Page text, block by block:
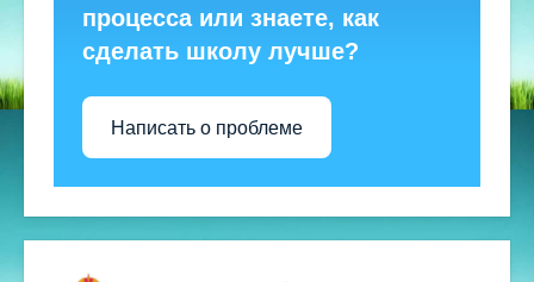
процесса или знаете, как
сделать школу лучше?
Написать о проблеме